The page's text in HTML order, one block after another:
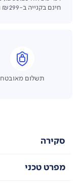
חינם בקנייה ב-₪299 ומעלה
תשלום מאובטח
סקירה
מפרט טכני